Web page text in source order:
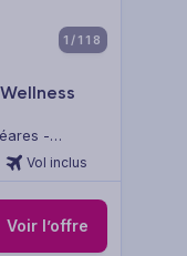
1/118
-
Vol inclus
Voir l’offre